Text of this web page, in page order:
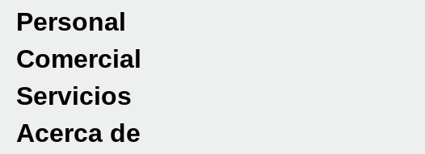
Personal
Comercial
Servicios
Acerca de